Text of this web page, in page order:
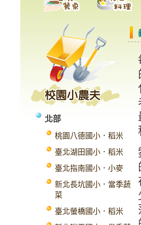
:::
北部
桃園八德國小．稻米
臺北湖田國小．稻米
臺北指南國小．小麥
新北長坑國小．當季蔬
菜
臺北螢橋國小．稻米